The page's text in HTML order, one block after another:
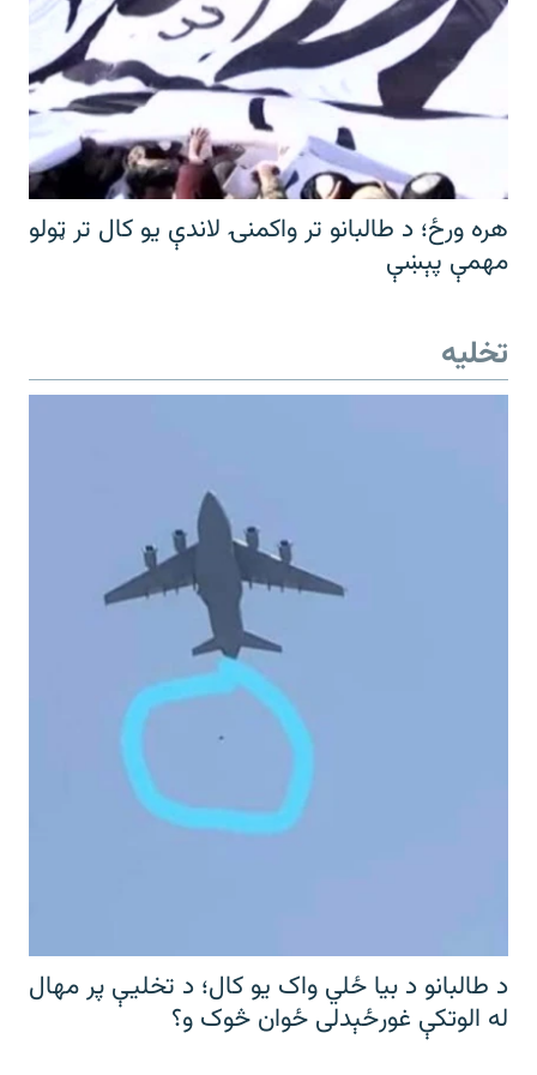
هره ورځ؛ د طالبانو تر واکمنۍ لاندې یو کال تر ټولو
مهمې پېښې
تخلیه
د طالبانو د بیا ځلي واک یو کال؛ د تخلیې پر مهال
له الوتکې غورځېدلی ځوان څوک و؟